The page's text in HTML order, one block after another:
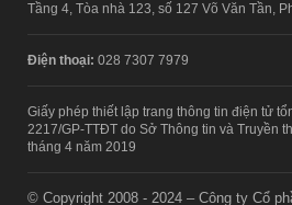
Tầng 4, Tòa nhà 123, số 127 Võ Văn Tần,
Điện thoại: 028 7307 7979
Giấy phép thiết lập trang thông tin điện tử
2217/GP-TTĐT do Sở Thông tin và Truyền
tháng 4 năm 2019
© Copyright 2008 - 2024 – Công ty Cổ